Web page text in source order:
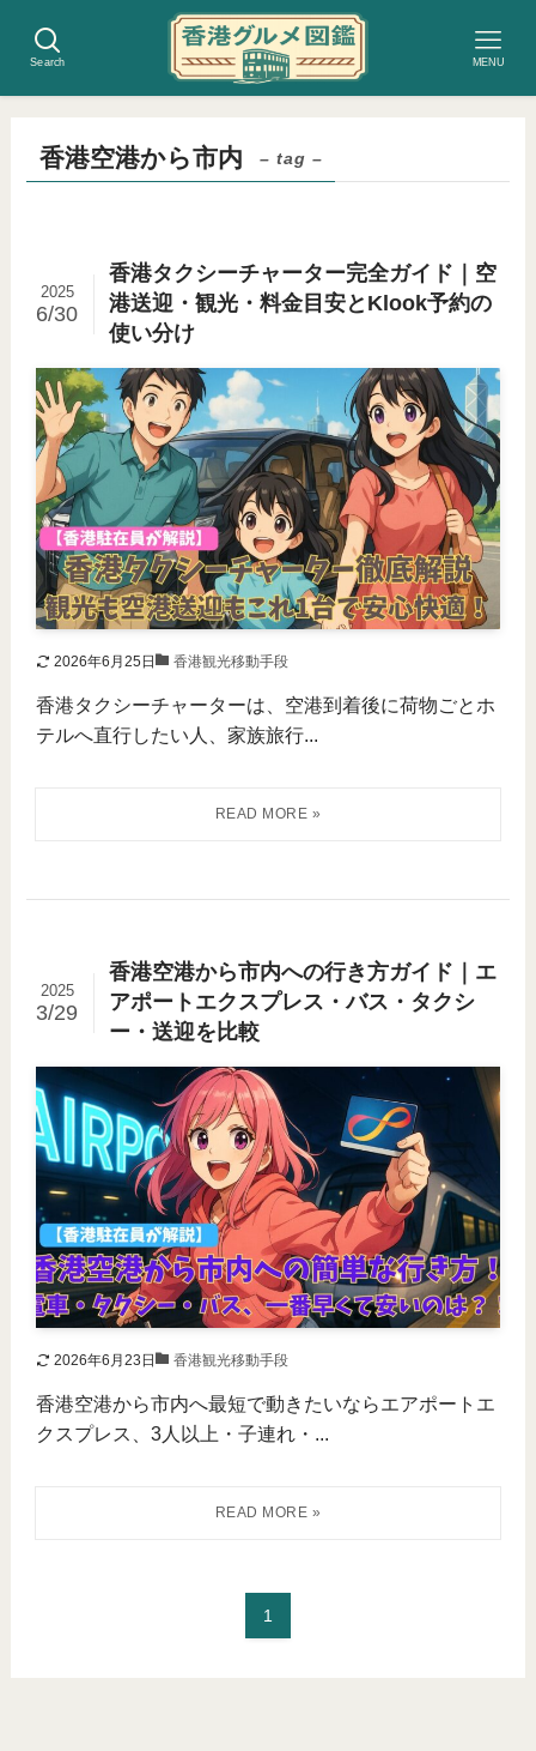
Search MENU
香港空港から市内 – tag –
香港タクシーチャーター完全ガイド｜空
港送迎・観光・料金目安とKlook予約の
使い分け
2025
6/30
2026年6月25日 香港観光移動手段
香港タクシーチャーターは、空港到着後に荷物ごとホ
テルへ直行したい人、家族旅行...
香港空港から市内への行き方ガイド｜エ
アポートエクスプレス・バス・タクシ
ー・送迎を比較
2025
3/29
2026年6月23日 香港観光移動手段
香港空港から市内へ最短で動きたいならエアポートエ
クスプレス、3人以上・子連れ・...
1